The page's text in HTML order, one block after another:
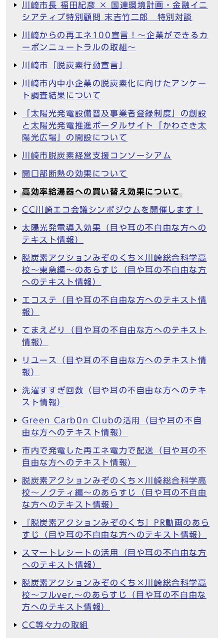
川崎市長 福田紀彦 × 国連環境計画・金融イニ
シアティブ特別顧問 末吉竹二郎 特別対談
川崎からの再エネ100宣言！～企業ができるカ
ーボンニュートラルの取組～
川崎市「脱炭素行動宣言」
川崎市内中小企業の脱炭素化に向けたアンケー
ト調査結果について
「太陽光発電設備普及事業者登録制度」の創設
と太陽光発電推進ポータルサイト「かわさき太
陽光広場」の開設について
川崎市脱炭素経営支援コンソーシアム
開口部断熱の効果について
高効率給湯器への買い替え効果について
CC川崎エコ会議シンポジウムを開催します！
太陽光発電導入効果（目や耳の不自由な方への
テキスト情報）
脱炭素アクションみぞのくち×川崎総合科学高
校～東急編～のあらすじ（目や耳の不自由な方
へのテキスト情報）
エコステ（目や耳の不自由な方へのテキスト情
報）
てまえどり（目や耳の不自由な方へのテキスト
情報）
リユース（目や耳の不自由な方へのテキスト情
報）
洗濯すすぎ回数（目や耳の不自由な方へのテキ
スト情報）
Green Carb0n Clubの活用（目や耳の不自
由な方へのテキスト情報）
市内で発電した再エネ電力で配送（目や耳の不
自由な方へのテキスト情報）
脱炭素アクションみぞのくち×川崎総合科学高
校～ノクティ編～のあらすじ（目や耳の不自由
な方へのテキスト情報）
『脱炭素アクションみぞのくち』PR動画のあら
すじ（目や耳の不自由な方へのテキスト情報）
スマートレシートの活用（目や耳の不自由な方
へのテキスト情報）
脱炭素アクションみぞのくち×川崎総合科学高
校～フルver.～のあらすじ（目や耳の不自由な
方へのテキスト情報）
CC等々力の取組